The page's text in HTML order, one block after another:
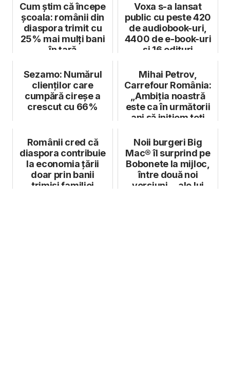
Cum știm că începe
școala: românii din
diaspora trimit cu
25% mai mulți bani
în țară
Voxa s-a lansat
public cu peste 420
de audiobook-uri,
4400 de e-book-uri
și 16 edituri
Sezamo: Numărul
clienților care
cumpără cireșe a
crescut cu 66%
Mihai Petrov,
Carrefour România:
„Ambiția noastră
este ca în următorii
ani să inițiem toți
Românii cred că
diaspora contribuie
la economia țării
doar prin banii
trimiși familiei
Noii burgeri Big
Mac® îl surprind pe
Bobonete la mijloc,
între două noi
versiuni… ale lui